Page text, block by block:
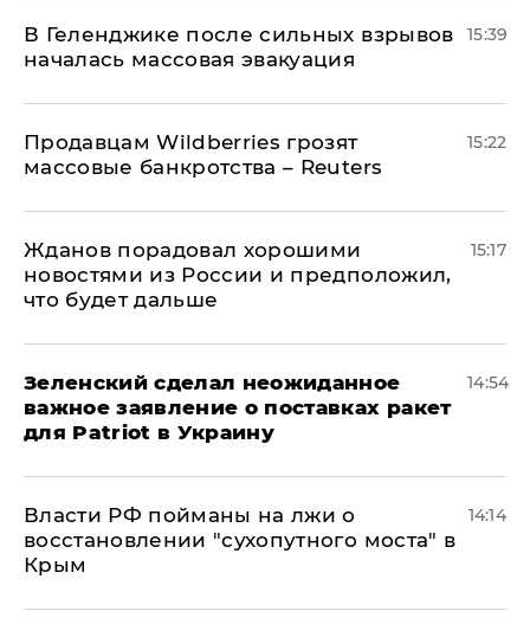
В Геленджике после сильных взрывов
началась массовая эвакуация
15:39
Продавцам Wildberries грозят
массовые банкротства – Reuters
15:22
Жданов порадовал хорошими
новостями из России и предположил,
что будет дальше
15:17
Зеленский сделал неожиданное
важное заявление о поставках ракет
для Patriot в Украину
14:54
Власти РФ пойманы на лжи о
восстановлении "сухопутного моста" в
Крым
14:14